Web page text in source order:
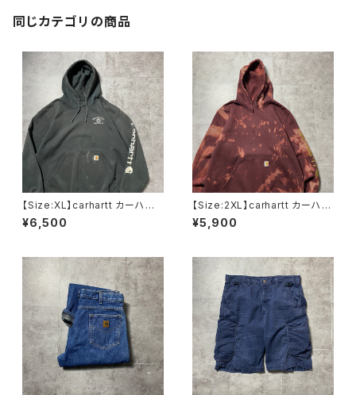
同じカテゴリの商品
【Size:XL】carhartt カーハー
ト 刺繍企業ロゴ アームプリ
ント グッドダメージ ダークグ
¥6,500
【Size:2XL】carhartt カーハー
ト ルーズフィット ラベルロ
ゴ ワインレッド ボルドー ス
¥5,900